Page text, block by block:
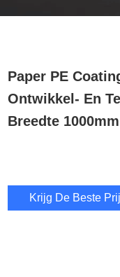
Paper PE
Ontwikkel- En
Breedte 1000mm
Krijg De Beste